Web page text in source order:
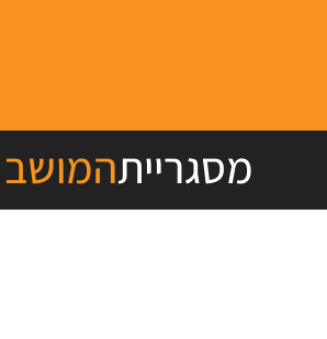
מסגרייתהמושב